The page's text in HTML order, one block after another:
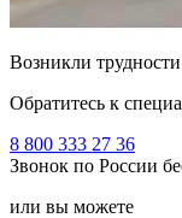
Возникли
Обратитесь к
8 800 333 27 36
Звонок по России
или вы можете